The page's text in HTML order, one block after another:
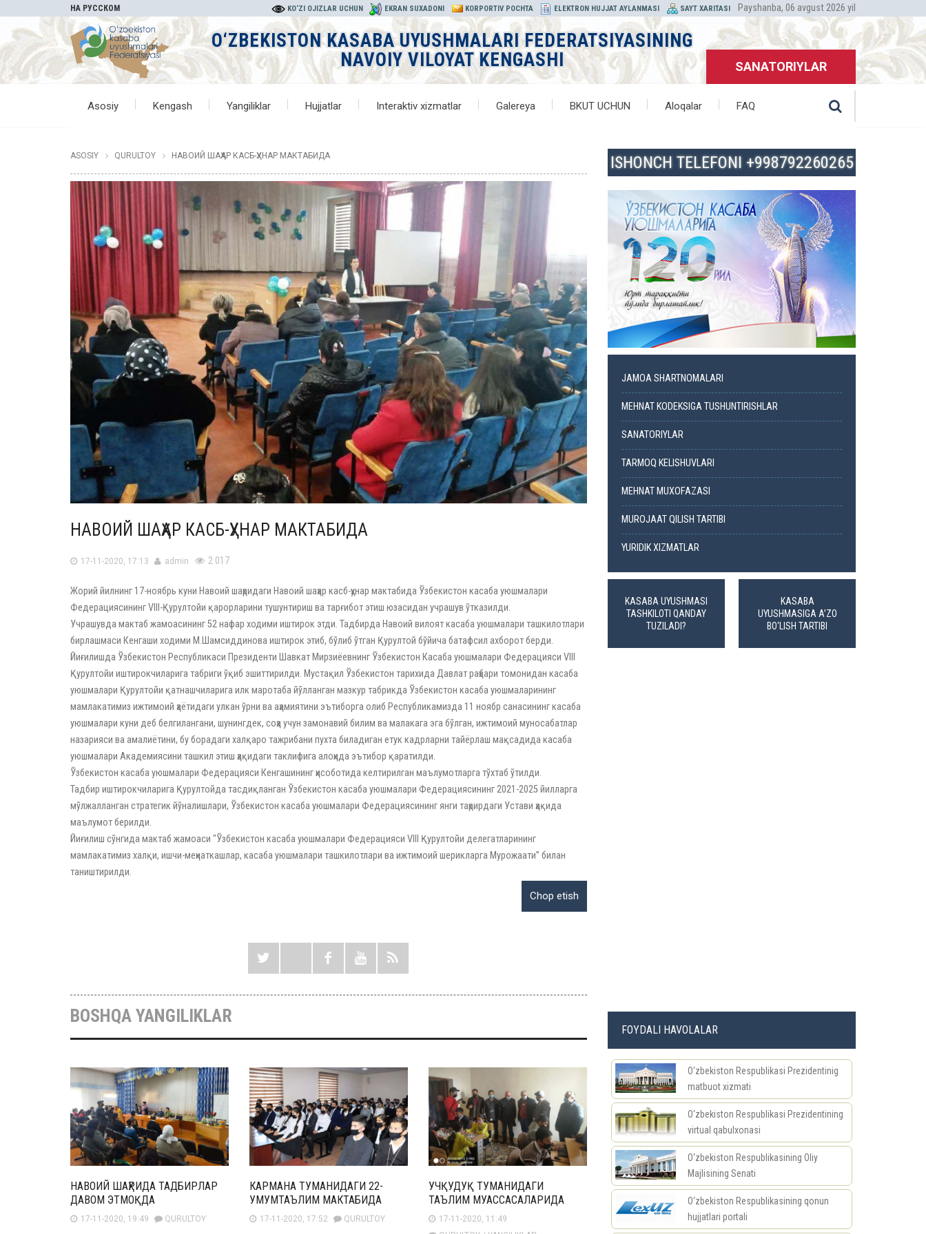
НА РУССКОМ KO‘ZI OJIZLAR UCHUN EKRAN SUXADONI KORPORTIV POCHTA ELEKTRON HUJJAT AYLANMASI SAYT XARITASI Payshanba, 06 avgust 2026 yil
O‘ZBEKISTON KASABA UYUSHMALARI FEDERATSIYASINING
NAVOIY VILOYAT KENGASHI
SANATORIYLAR
Asosiy Kengash Yangiliklar Hujjatlar Interaktiv xizmatlar Galereya BKUT UCHUN Aloqalar FAQ
ASOSIY QURULTOY НАВОИЙ ШАҲАР КАСБ-ҲУНАР МАКТАБИДА
НАВОИЙ ШАҲАР КАСБ-ҲУНАР МАКТАБИДА
17-11-2020, 17:13 admin 2 017
Жорий йилнинг 17-ноябрь куни Навоий шаҳридаги Навоий шаҳар касб-ҳунар мактабида Ўзбекистон касаба уюшмалари
Федерациясининг VIII-Қурултойи қарорларини тушунтириш ва тарғибот этиш юзасидан учрашув ўтказилди.
Учрашувда мактаб жамоасининг 52 нафар ходими иштирок этди. Тадбирда Навоий вилоят касаба уюшмалари ташкилотлари
бирлашмаси Кенгаши ходими М.Шамсиддинова иштирок этиб, бўлиб ўтган Қурултой бўйича батафсил ахборот берди.
Йиғилишда Ўзбекистон Республикаси Президенти Шавкат Мирзиёевнинг Ўзбекистон Касаба уюшмалари Федерацияси VIII
Қурултойи иштирокчиларига табриги ўқиб эшиттирилди. Мустақил Ўзбекистон тарихида Давлат раҳбари томонидан касаба
уюшмалари Қурултойи қатнашчиларига илк маротаба йўлланган мазкур табрикда Ўзбекистон касаба уюшмаларининг
мамлакатимиз ижтимоий ҳаётидаги улкан ўрни ва аҳамиятини эътиборга олиб Республикамизда 11 ноябр санасининг касаба
уюшмалари куни деб белгилангани, шунингдек, соҳа учун замонавий билим ва малакага эга бўлган, ижтимоий муносабатлар
назарияси ва амалиётини, бу борадаги халқаро тажрибани пухта биладиган етук кадрларни тайёрлаш мақсадида касаба
уюшмалари Академиясини ташкил этиш ҳақидаги таклифига алоҳида эътибор қаратилди.
Ўзбекистон касаба уюшмалари Федерацияси Кенгашининг ҳисоботида келтирилган маълумотларга тўхтаб ўтилди.
Тадбир иштирокчиларига Қурултойда тасдиқланган Ўзбекистон касаба уюшмалари Федерациясининг 2021-2025 йилларга
мўлжалланган стратегик йўналишлари, Ўзбекистон касаба уюшмалари Федерациясининг янги таҳрирдаги Устави ҳақида
маълумот берилди.
Йиғилиш сўнгида мактаб жамоаси "Ўзбекистон касаба уюшмалари Федерацияси VIII Қурултойи делегатларининг
мамлакатимиз халқи, ишчи-меҳнаткашлар, касаба уюшмалари ташкилотлари ва ижтимоий шерикларга Мурожаати” билан
таништирилди.
BOSHQA YANGILIKLAR
НАВОИЙ ШАҲРИДА ТАДБИРЛАР
ДАВОМ ЭТМОҚДА
17-11-2020, 19:49 QURULTOY
КАРМАНА ТУМАНИДАГИ 22-
УМУМТАЪЛИМ МАКТАБИДА
17-11-2020, 17:52 QURULTOY
УЧҚУДУҚ ТУМАНИДАГИ
ТАЪЛИМ МУАССАСАЛАРИДА
17-11-2020, 11:49
ISHONCH TELEFONI +998792260265
JAMOA SHARTNOMALARI
MEHNAT KODEKSIGA TUSHUNTIRISHLAR
SANATORIYLAR
TARMOQ KELISHUVLARI
MEHNAT MUXOFAZASI
MUROJAAT QILISH TARTIBI
YURIDIK XIZMATLAR
KASABA UYUSHMASI
TASHKILOTI QANDAY
TUZILADI?
KASABA
UYUSHMASIGA A’ZO
BO‘LISH TARTIBI
FOYDALI HAVOLALAR
O‘zbekiston Respublikasi Prezidentinig
matbuot xizmati
O‘zbekiston Respublikasi Prezidentining
virtual qabulxonasi
O‘zbekiston Respublikasining Oliy
Majlisining Senati
O‘zbekiston Respublikasining qonun
hujjatlari portali